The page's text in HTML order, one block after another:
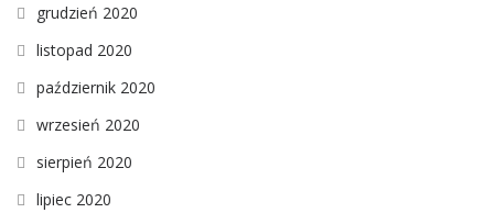
grudzień 2020
listopad 2020
październik 2020
wrzesień 2020
sierpień 2020
lipiec 2020